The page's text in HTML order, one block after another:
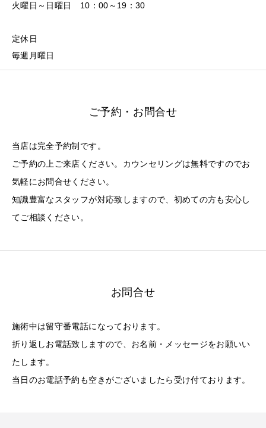
火曜日～日曜日 10：00～19：30
定休日
毎週月曜日
ご予約・お問合せ
当店は完全予約制です。
ご予約の上ご来店ください。カウンセリングは無料ですのでお
気軽にお問合せください。
知識豊富なスタッフが対応致しますので、初めての方も安心し
てご相談ください。
お問合せ
施術中は留守番電話になっております。
折り返しお電話致しますので、お名前・メッセージをお願いい
たします。
当日のお電話予約も空きがございましたら受け付ております。